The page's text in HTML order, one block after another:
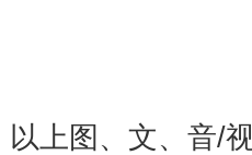
以上图、文、音/
谢